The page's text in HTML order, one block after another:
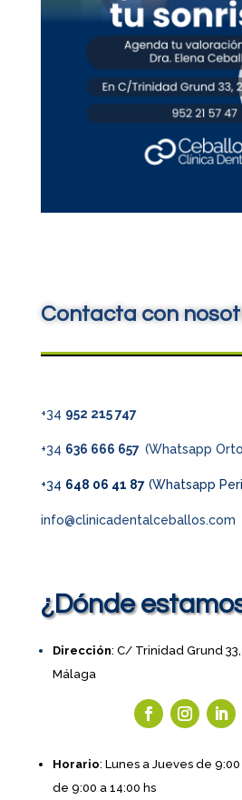
Contacta con
+34 952 215 747
+34 636 666 657 (Whatsapp
+34 648 06 41 87(Whatsapp
info@clinicadentalceballos.com
¿Dónde
Dirección: C/ Trinidad Grund 33,
Málaga
Horario: Lunes a Jueves de
de 9:00 a 14:00 hs